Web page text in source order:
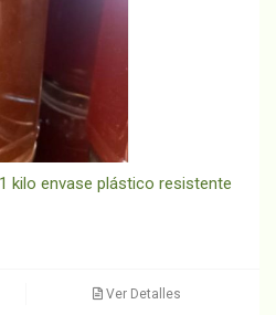
kilo envase plástico resistente
Ver Detalles